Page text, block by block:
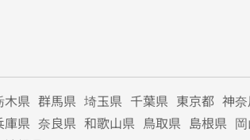
木県 群馬県 埼玉県 千葉県 東京都 神
庫県 奈良県 和歌山県 鳥取県 島根県